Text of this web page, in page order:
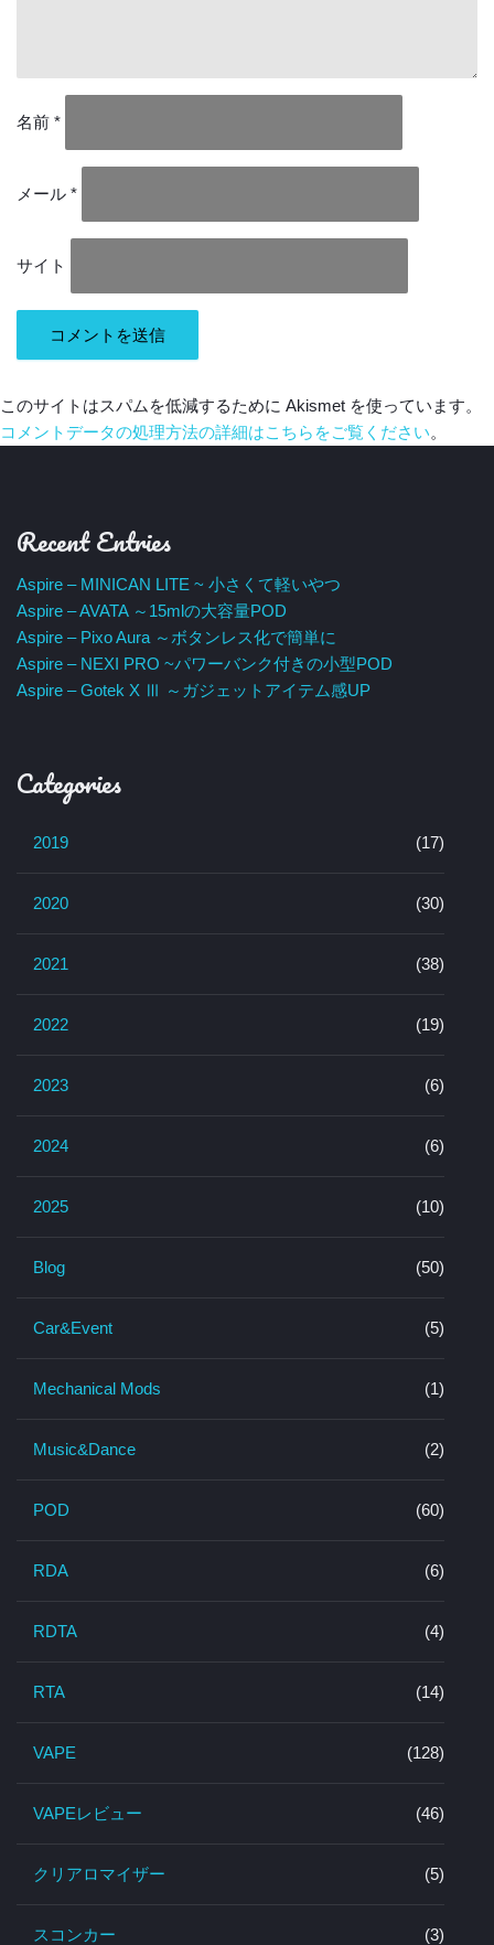
名前 *
メール *
サイト
このサイトはスパムを低減するために Akismet を使っています。
コメントデータの処理方法の詳細はこちらをご覧ください。
Recent Entries
Aspire – MINICAN LITE ~ 小さくて軽いやつ
Aspire – AVATA ～15mlの大容量POD
Aspire – Pixo Aura ～ボタンレス化で簡単に
Aspire – NEXI PRO ~パワーバンク付きの小型POD
Aspire – Gotek X Ⅲ ～ガジェットアイテム感UP
Categories
2019 (17)
2020 (30)
2021 (38)
2022 (19)
2023 (6)
2024 (6)
2025 (10)
Blog (50)
Car&Event (5)
Mechanical Mods (1)
Music&Dance (2)
POD (60)
RDA (6)
RDTA (4)
RTA (14)
VAPE (128)
VAPEレビュー (46)
クリアロマイザー (5)
スコンカー (3)